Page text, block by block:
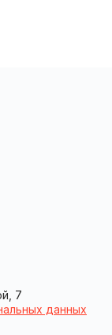
7
данных